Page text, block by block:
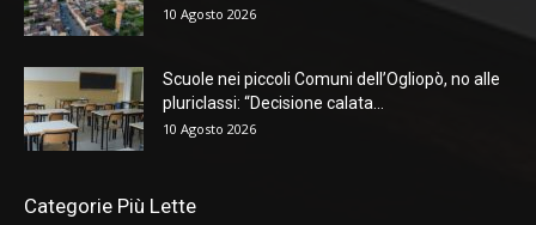
10 Agosto 2026
Scuole nei piccoli Comuni dell’Ogliopò, no alle
pluriclassi: “Decisione calata...
10 Agosto 2026
Categorie Più Lette